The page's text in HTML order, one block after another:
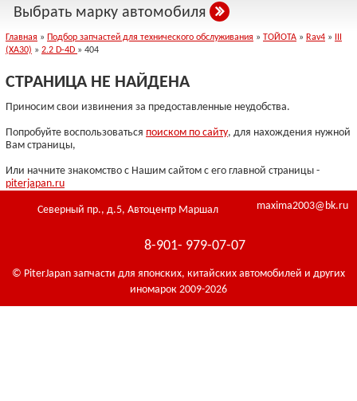
Выбрать марку автомобиля
Главная » Подбор запчастей для технического обслуживания » ТОЙОТА » Rav4 »
(XA30) » 2.2 D-4D » 404
СТРАНИЦА НЕ НАЙДЕНА
Приносим свои извинения за предоставленные неудобства.
Попробуйте воспользоваться поиском по сайту, для нахождения нужной
Вам страницы,
Или начните знакомство с Нашим сайтом с его главной страницы -
piterjapan.ru
Северный пр., д.5, Автоцентр Маршал maxima2003@bk.ru
8-901- 979-07-07
© PiterJapan запчасти для японских, китайских автомобилей и других
иномарок 2009-2026